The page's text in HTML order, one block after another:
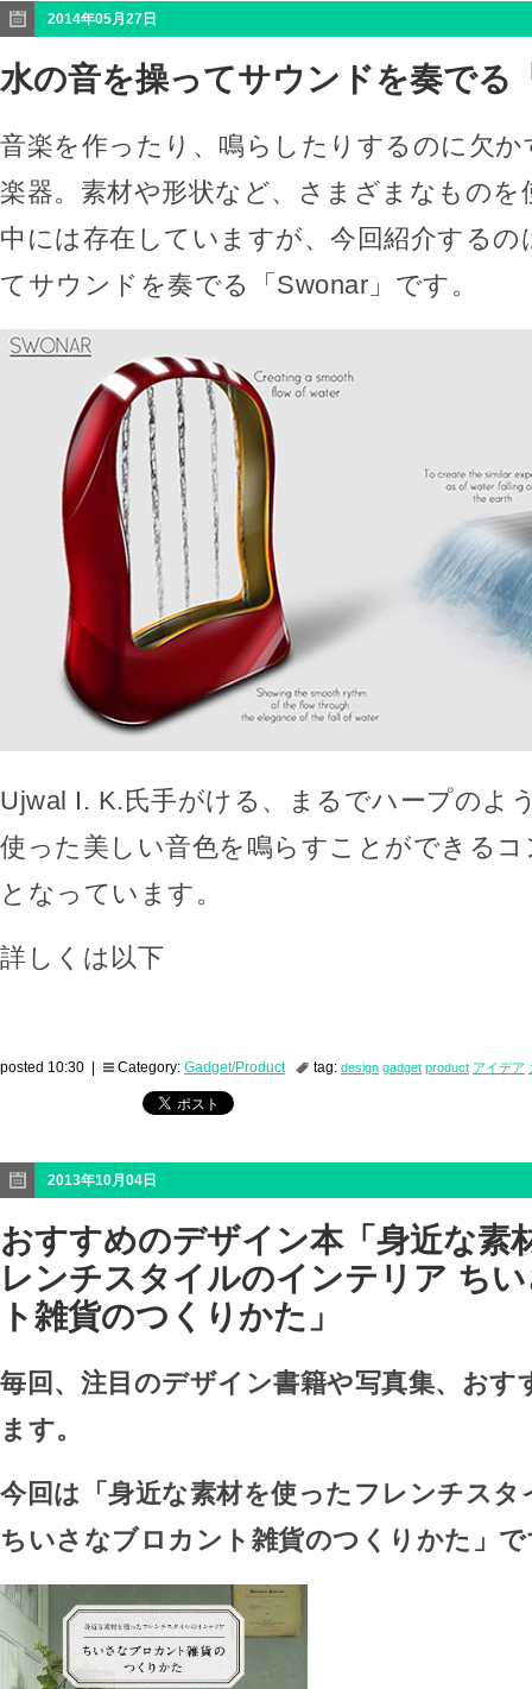
2014年05月27日
水の音を操ってサウンドを奏でる
音楽を作ったり、鳴らしたりするのに欠
楽器。素材や形状など、さまざまなものを
中には存在していますが、今回紹介するの
てサウンドを奏でる「Swonar」です。
Ujwal I. K.氏手がける、まるでハープのよ
使った美しい音色を鳴らすことができる
となっています。
詳しくは以下
posted 10:30 | Category: Gadget/Product tag: design gadget product アイデア
2013年10月04日
おすすめのデザイン本「身近な素
レンチスタイルのインテリア ち
ト雑貨のつくりかた」
毎回、注目のデザイン書籍や写真集、おす
ます。
今回は「身近な素材を使ったフレンチス
ちいさなブロカント雑貨のつくりかた」